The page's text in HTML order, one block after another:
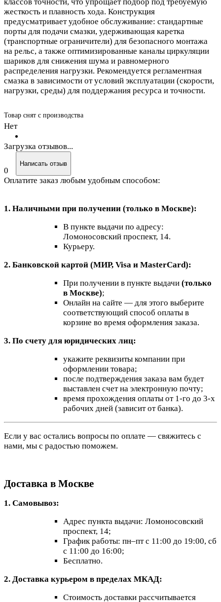
жесткость и плавность хода. Конструкция
предусматривает удобное обслуживание: стандартные
порты для подачи смазки, удерживающая каретка
(транспортные ограничители) для безопасного монтажа
на рельс, а также оптимизированные каналы циркуляции
шариков для снижения шума и равномерного
распределения нагрузки. Рекомендуется регламентная
смазка в зависимости от условий эксплуатации (скорости,
нагрузки, среды) для поддержания ресурса и точности.
Товар снят с производства
Нет
Загрузка отзывов...
0
Написать отзыв
Оплатите заказ любым удобным способом:
1. Наличными при получении (только в Москве):
В пункте выдачи по адресу:
Ломоносовский проспект, 14.
Курьеру.
2. Банковской картой (МИР, Visa и MasterCard):
При получении в пункте выдачи (только
в Москве);
Онлайн на сайте — для этого выберите
соответствующий способ оплаты в
корзине во время оформления заказа.
3. По счету для юридических лиц:
укажите реквизиты компании при
оформлении товара;
после подтверждения заказа вам будет
выставлен счет на электронную почту;
время прохождения оплаты от 1-го до 3-х
рабочих дней (зависит от банка).
Если у вас остались вопросы по оплате — свяжитесь с
нами, мы с радостью поможем.
Доставка в Москве
1. Самовывоз:
Адрес пункта выдачи: Ломоносовский
проспект, 14;
График работы: пн–пт с 11:00 до 19:00, сб
с 11:00 до 16:00;
Бесплатно.
2. Доставка курьером в пределах МКАД:
Стоимость доставки рассчитывается